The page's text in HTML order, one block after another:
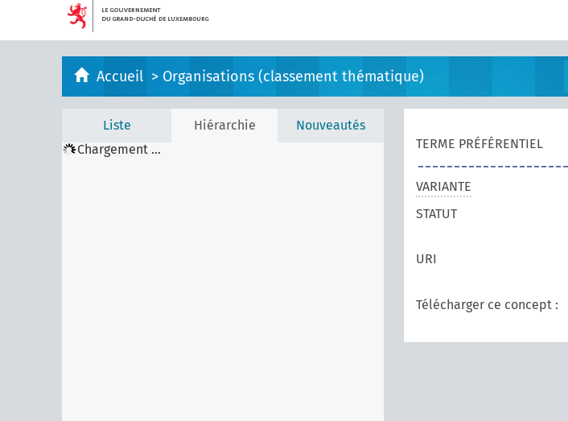
Accueil > Organisations (classement thématique)
Liste Hiérarchie
Nouveautés
Chargement ...
TERME PRÉFÉRENTIEL
VARIANTE
STATUT
URI
Télécharger ce concept :